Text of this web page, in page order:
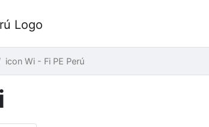
icon Wi - Fi PE Perú